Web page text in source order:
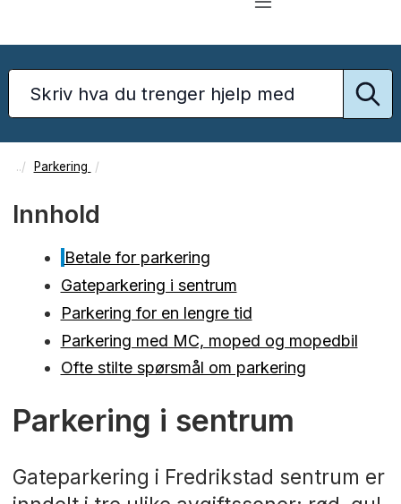
Parkering
Innhold
Betale for parkering
Gateparkering i sentrum
Parkering for en lengre tid
Parkering med MC, moped og mopedbil
Ofte stilte spørsmål om parkering
Parkering i sentrum
Gateparkering i Fredrikstad sentrum er